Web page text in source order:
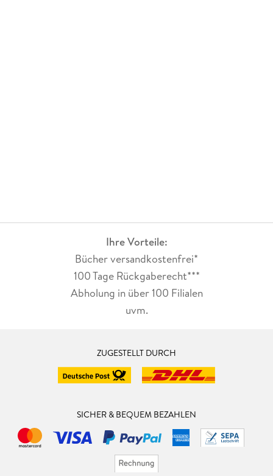
Ihre Vorteile:
Bücher versandkostenfrei*
100 Tage Rückgaberecht***
Abholung in über 100 Filialen
uvm.
ZUGESTELLT DURCH
SICHER & BEQUEM BEZAHLEN